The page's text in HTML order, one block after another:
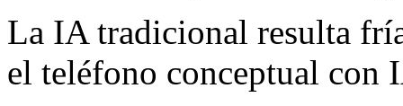
La IA tradicional resulta
el teléfono conceptual con